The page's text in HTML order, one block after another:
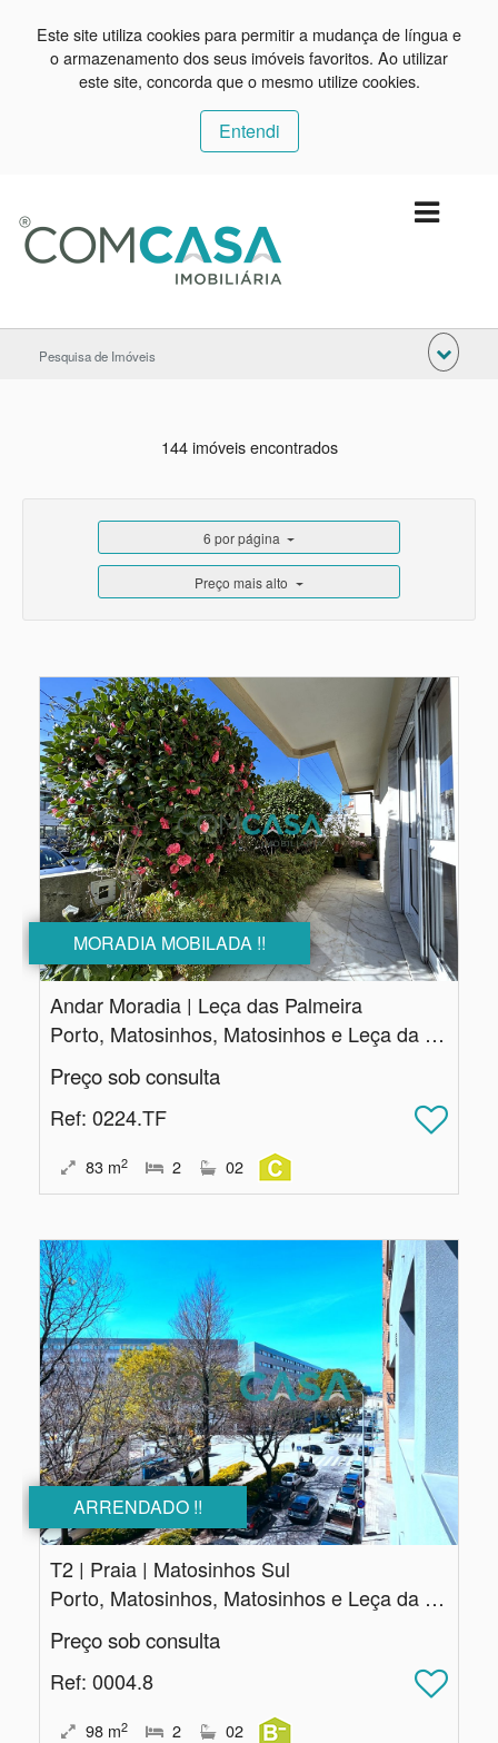
Este site utiliza cookies para permitir a mudança de língua e
o armazenamento dos seus imóveis favoritos. Ao utilizar
este site, concorda que o mesmo utilize cookies.
Entendi
Pesquisa de Imóveis
144 imóveis encontrados
6 por página
Preço mais alto
MORADIA MOBILADA !!
Andar Moradia | Leça das Palmeira
Porto, Matosinhos, Matosinhos e Leça da Palmeira
Preço sob consulta
Ref: 0224.TF
83 m2 2 02
ARRENDADO !!
T2 | Praia | Matosinhos Sul
Porto, Matosinhos, Matosinhos e Leça da Palmeira
Preço sob consulta
Ref: 0004.8
98 m2 2 02